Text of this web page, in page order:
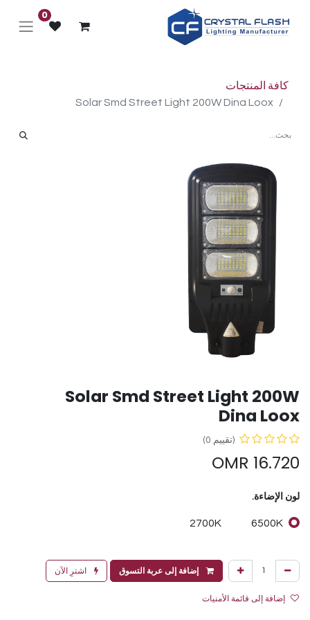
0
كافة المنتجات
Solar Smd Street Light 200W Dina Loox
Solar Smd Street Light 200W
Dina Loox
(تقييم 0)
16.720
لون الإضاءة.
6500K
2700K
إضافة إلى عربة التسوق اشترِ الآن
إضافة إلى قائمة الأمنيات